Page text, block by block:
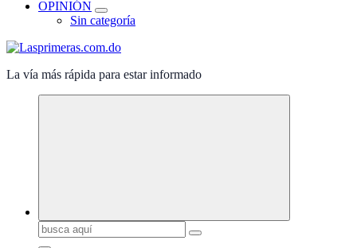
OPINIÓN
Sin categoría
La vía más rápida para estar informado
Buscar: